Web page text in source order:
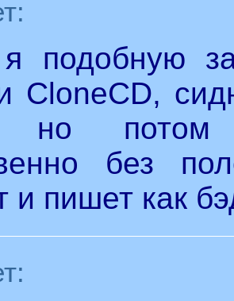
подобную
CloneCD,
но потом
без
и пишет как